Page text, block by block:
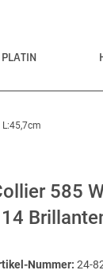
PLATIN
585
Nummer: 24-